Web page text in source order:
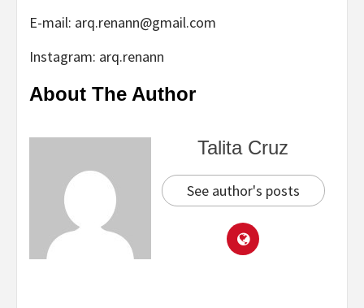
E-mail: arq.renann@gmail.com
Instagram: arq.renann
About The Author
Talita Cruz
See author's posts